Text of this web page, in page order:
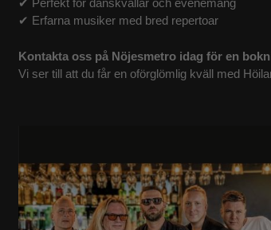
✔ Erfarna musiker med bred repertoar
Kontakta oss på Nöjesmetro idag för en
Vi ser till att du får en oförglömlig kväll med